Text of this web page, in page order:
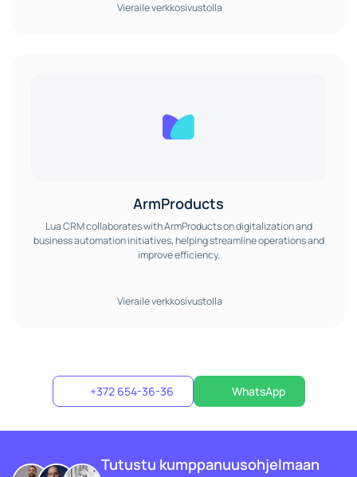
Vieraile verkkosivustolla
ArmProducts
Lua CRM collaborates with ArmProducts on digitalization and
business automation initiatives, helping streamline operations and
improve efficiency.
Vieraile verkkosivustolla
+372 654-36-36 WhatsApp
Tutustu kumppanuusohjelmaan